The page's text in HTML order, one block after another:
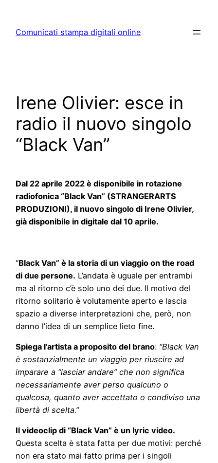
content
Comunicati stampa digitali online
Irene Olivier: esce in
radio il nuovo singolo
“Black Van”
Dal 22 aprile 2022 è disponibile in rotazione
radiofonica “Black Van” (STRANGERARTS
PRODUZIONI), il nuovo singolo di Irene Olivier,
già disponibile in digitale dal 10 aprile.
“Black Van” è la storia di un viaggio on the road
di due persone. L’andata è uguale per entrambi
ma al ritorno c’è solo uno dei due. Il motivo del
ritorno solitario è volutamente aperto e lascia
spazio a diverse interpretazioni che, però, non
danno l’idea di un semplice lieto fine.
Spiega l’artista a proposito del brano: “Black Van
è sostanzialmente un viaggio per riuscire ad
imparare a “lasciar andare” che non significa
necessariamente aver perso qualcuno o
qualcosa, quanto aver accettato o condiviso una
libertà di scelta.”
Il videoclip di “Black Van” è un lyric video.
Questa scelta è stata fatta per due motivi: perché
non era stato mai fatto prima per i singoli